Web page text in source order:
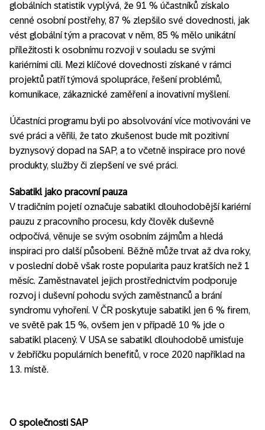
globálních statistik vyplývá, že 91 % účastníků získalo
cenné osobní postřehy, 87 % zlepšilo své dovednosti, jak
vést globální tým a pracovat v něm, 85 % mělo unikátní
příležitosti k osobnímu rozvoji v souladu se svými
kariérními cíli. Mezi klíčové dovednosti získané v rámci
projektů patří týmová spolupráce, řešení problémů,
komunikace, zákaznické zaměření a inovativní myšlení.
Účastníci programu byli po absolvování více motivováni ve
své práci a věřili, že tato zkušenost bude mít pozitivní
byznysový dopad na SAP, a to včetně inspirace pro nové
produkty, služby či zlepšení ve své práci.
Sabatikl jako pracovní pauza
V tradičním pojetí označuje sabatikl dlouhodobější kariérní
pauzu z pracovního procesu, kdy člověk duševně
odpočívá, věnuje se svým osobním zájmům a hledá
inspiraci pro další působení. Běžně může trvat až dva roky,
v poslední době však roste popularita pauz kratších než 1
měsíc. Zaměstnavatel jejich prostřednictvím podporuje
rozvoj i duševní pohodu svých zaměstnanců a brání
syndromu vyhoření. V ČR poskytuje sabatikl jen 6 % firem,
ve světě pak 15 %, ovšem jen v případě 10 % jde o
sabatikl placený. V USA se sabatikl dlouhodobě umisťuje
v žebříčku populárních benefitů, v roce 2020 například na
13. místě.
O společnosti SAP